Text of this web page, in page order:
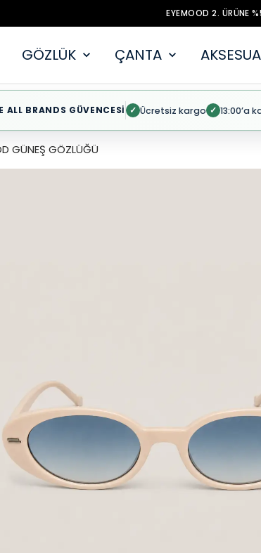
EYEMOOD 2. ÜRÜNE
GÖZLÜK ÇANTA
ALL BRANDS GÜVENCESİ ✓ Ücretsiz kargo ✓ 13:00’a
GÜNEŞ GÖZLÜĞÜ